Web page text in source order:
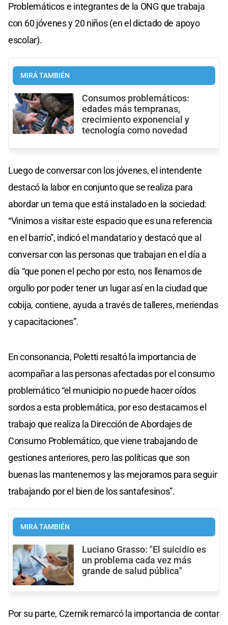
Problemáticos e integrantes de la ONG que trabaja
con 60 jóvenes y 20 niños (en el dictado de apoyo
escolar).
MIRÁ TAMBIÉN
Consumos problemáticos:
edades más tempranas,
crecimiento exponencial y
tecnología como novedad
Luego de conversar con los jóvenes, el intendente
destacó la labor en conjunto que se realiza para
abordar un tema que está instalado en la sociedad:
“Vinimos a visitar este espacio que es una referencia
en el barrio”, indicó el mandatario y destacó que al
conversar con las personas que trabajan en el día a
día “que ponen el pecho por esto, nos llenamos de
orgullo por poder tener un lugar así en la ciudad que
cobija, contiene, ayuda a través de talleres, meriendas
y capacitaciones”.
En consonancia, Poletti resaltó la importancia de
acompañar a las personas afectadas por el consumo
problemático “el municipio no puede hacer oídos
sordos a esta problemática, por eso destacamos el
trabajo que realiza la Dirección de Abordajes de
Consumo Problemático, que viene trabajando de
gestiones anteriores, pero las políticas que son
buenas las mantenemos y las mejoramos para seguir
trabajando por el bien de los santafesinos”.
MIRÁ TAMBIÉN
Luciano Grasso: "El suicidio es
un problema cada vez más
grande de salud pública"
Por su parte, Czernik remarcó la importancia de contar